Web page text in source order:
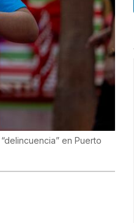
en Puerto